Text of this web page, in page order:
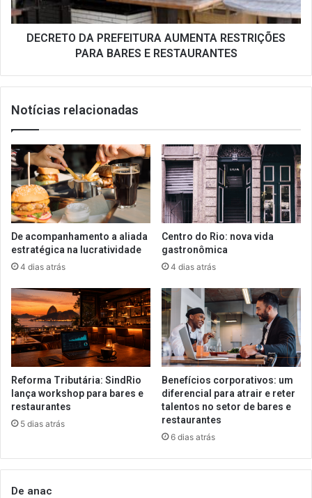
E
RESTAURANTES
DECRETO DA PREFEITURA AUMENTA RESTRIÇÕES
PARA BARES E RESTAURANTES
Notícias relacionadas
De acompanhamento a aliada
estratégica na lucratividade
4 dias atrás
Centro do Rio: nova vida
gastronômica
4 dias atrás
Reforma Tributária: SindRio
lança workshop para bares e
restaurantes
5 dias atrás
Benefícios corporativos: um
diferencial para atrair e reter
talentos no setor de bares e
restaurantes
6 dias atrás
De anac